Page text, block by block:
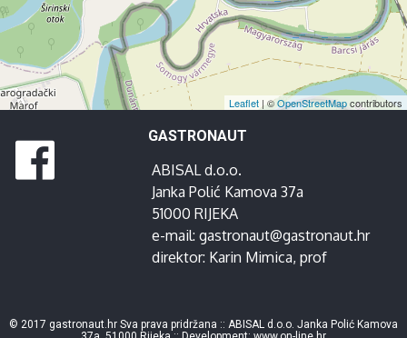
Leaflet | ©OpenStreetMapcontributors
GASTRONAUT
ABISAL d.o.o.
Janka Polić Kamova 37a
51000 RIJEKA
e-mail: gastronaut@gastronaut.hr
direktor: Karin Mimica, prof
© 2017 gastronaut.hr Sva prava pridržana :: ABISAL d.o.o. Janka Polić Kamova